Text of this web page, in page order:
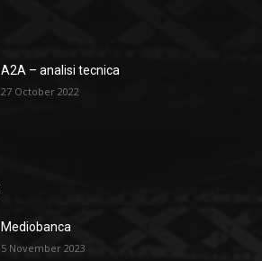
A2A – analisi tecnica
27 October 2022
Mediobanca
5 November 2023